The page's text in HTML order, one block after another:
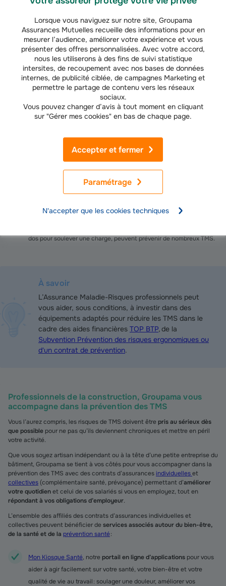
Lorsque vous naviguez sur notre site, Groupama
Assurances Mutuelles recueille des informations pour en
mesurer l’audience, améliorer votre expérience et vous
présenter des offres personnalisées. Avec votre accord,
nous les utiliserons à des fins de suivi statistique
intersites, de recoupement avec nos bases de données
internes, de publicité ciblée, de campagnes Marketing et
permettre le partage de contenu vers les réseaux
sociaux.
Vous pouvez changer d’avis à tout moment en cliquant
sur "Gérer mes cookies" en bas de chaque page.
Paramétrage
Accepter et fermer
N'accepter que les cookies techniques
par l’amélioration de vos méthodes de travail sur vos chantiers, à travers la
mise en œuvre de mesures de prévention simples et efficaces:
Optimisez vos postures : prenez le temps de bien organiser et
adapter votre espace de travail pour le rendre plus ergonomique et
limiter les gestes contraignants. Par exemple, vous pouvez élever
votre matériel à une hauteur confortable pour éviter de vous
pencher constamment.
faisant régulièrement des pauses pour permettre à vos muscles de
se reposer. Alternez également vos tâches pour ne pas solliciter les
mouvements et les postures prolongées.
les aux bonnes pratiques et postures à adopter pour préserver leur
dos pour soulever une charge, peuvent prévenir de nombreux TMS.
À savoir
L’Assurance Maladie-Risques professionnels peut
vous aider, sous conditions, à investir dans des
équipements adaptés pour réduire les TMS dans le
cadre des aides financières TOP BTP, de la
Subvention Prévention des risques ergonomiques ou
d'un contrat de prévention.
Professionnels de la construction, Groupama vous
accompagne dans la prévention des TMS
Vous l’aurez compris, les risques de TMS doivent êtrepris au sérieux dès
que possible pour ne pas qu’ils deviennent chroniques et mettre en péril
votre activité.
Que vous soyez artisan indépendant ou à la tête d’une petite entreprise du
bâtiment, Groupama se tient à vos côtés pour vous accompagner dans la
prévention des TMS avec des contrats d’assurances individuelleset
collectives (complémentaire santé, prévoyance) permettant d’améliorer
votre quotidienet celui de vos salariés si vous en employez, tout en
répondant à vos obligations d’employeur.
L’ensemble des affiliés des contrats d’assurances individuelles et
collectives peuvent bénéficier deservices associés autour du bien-être,
de la santé et de la prévention santé:
Mon Kiosque Santé, notreportail en ligne d’applications pour vous
aider à agir facilement sur votre santé, votre bien-être et votre
qualité de vie au travail : soulager une douleur, améliorer vos